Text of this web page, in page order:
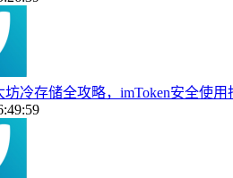
冷存储全攻略，imToken安全使用